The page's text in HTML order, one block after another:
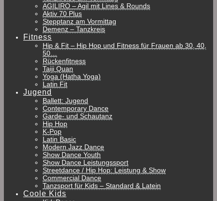
AGILIRO – Agil mit Lines & Rounds
Aktiv 70 Plus
Stepptanz am Vormittag
Demenz – Tanzkreis
Fitness
Hip & Fit – Hip Hop und Fitness für Frauen ab 30, 40,
50…
Rückenfitness
Taiji Quan
Yoga (Hatha Yoga)
Latin Fit
Jugend
Ballett: Jugend
Contemporary Dance
Garde- und Schautanz
Hip Hop
K-Pop
Latin Basic
Modern Jazz Dance
Show Dance Youth
Show Dance Leistungssport
Streetdance / Hip Hop: Leistung & Show
Commercial Dance
Tanzsport für Kids – Standard & Latein
Coole Kids